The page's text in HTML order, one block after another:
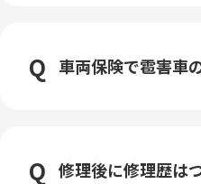
車両保険で雹害車
修理後に修理歴は